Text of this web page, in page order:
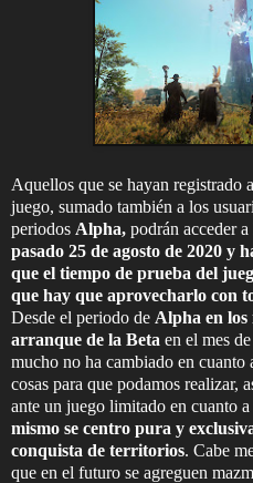
Aquellos que se hayan registrado
juego, sumado también a los
periodos Alpha, podrán acceder a
pasado 25 de agosto de 2020 y
que el tiempo de prueba del
que hay que aprovecharlo con
Desde el periodo de Alpha en los
arranque de la Beta en el mes
mucho no ha cambiado en
cosas para que podamos realizar,
ante un juego limitado en cuanto
mismo se centro pura y
conquista de territorios. Cabe
que en el futuro se agreguen